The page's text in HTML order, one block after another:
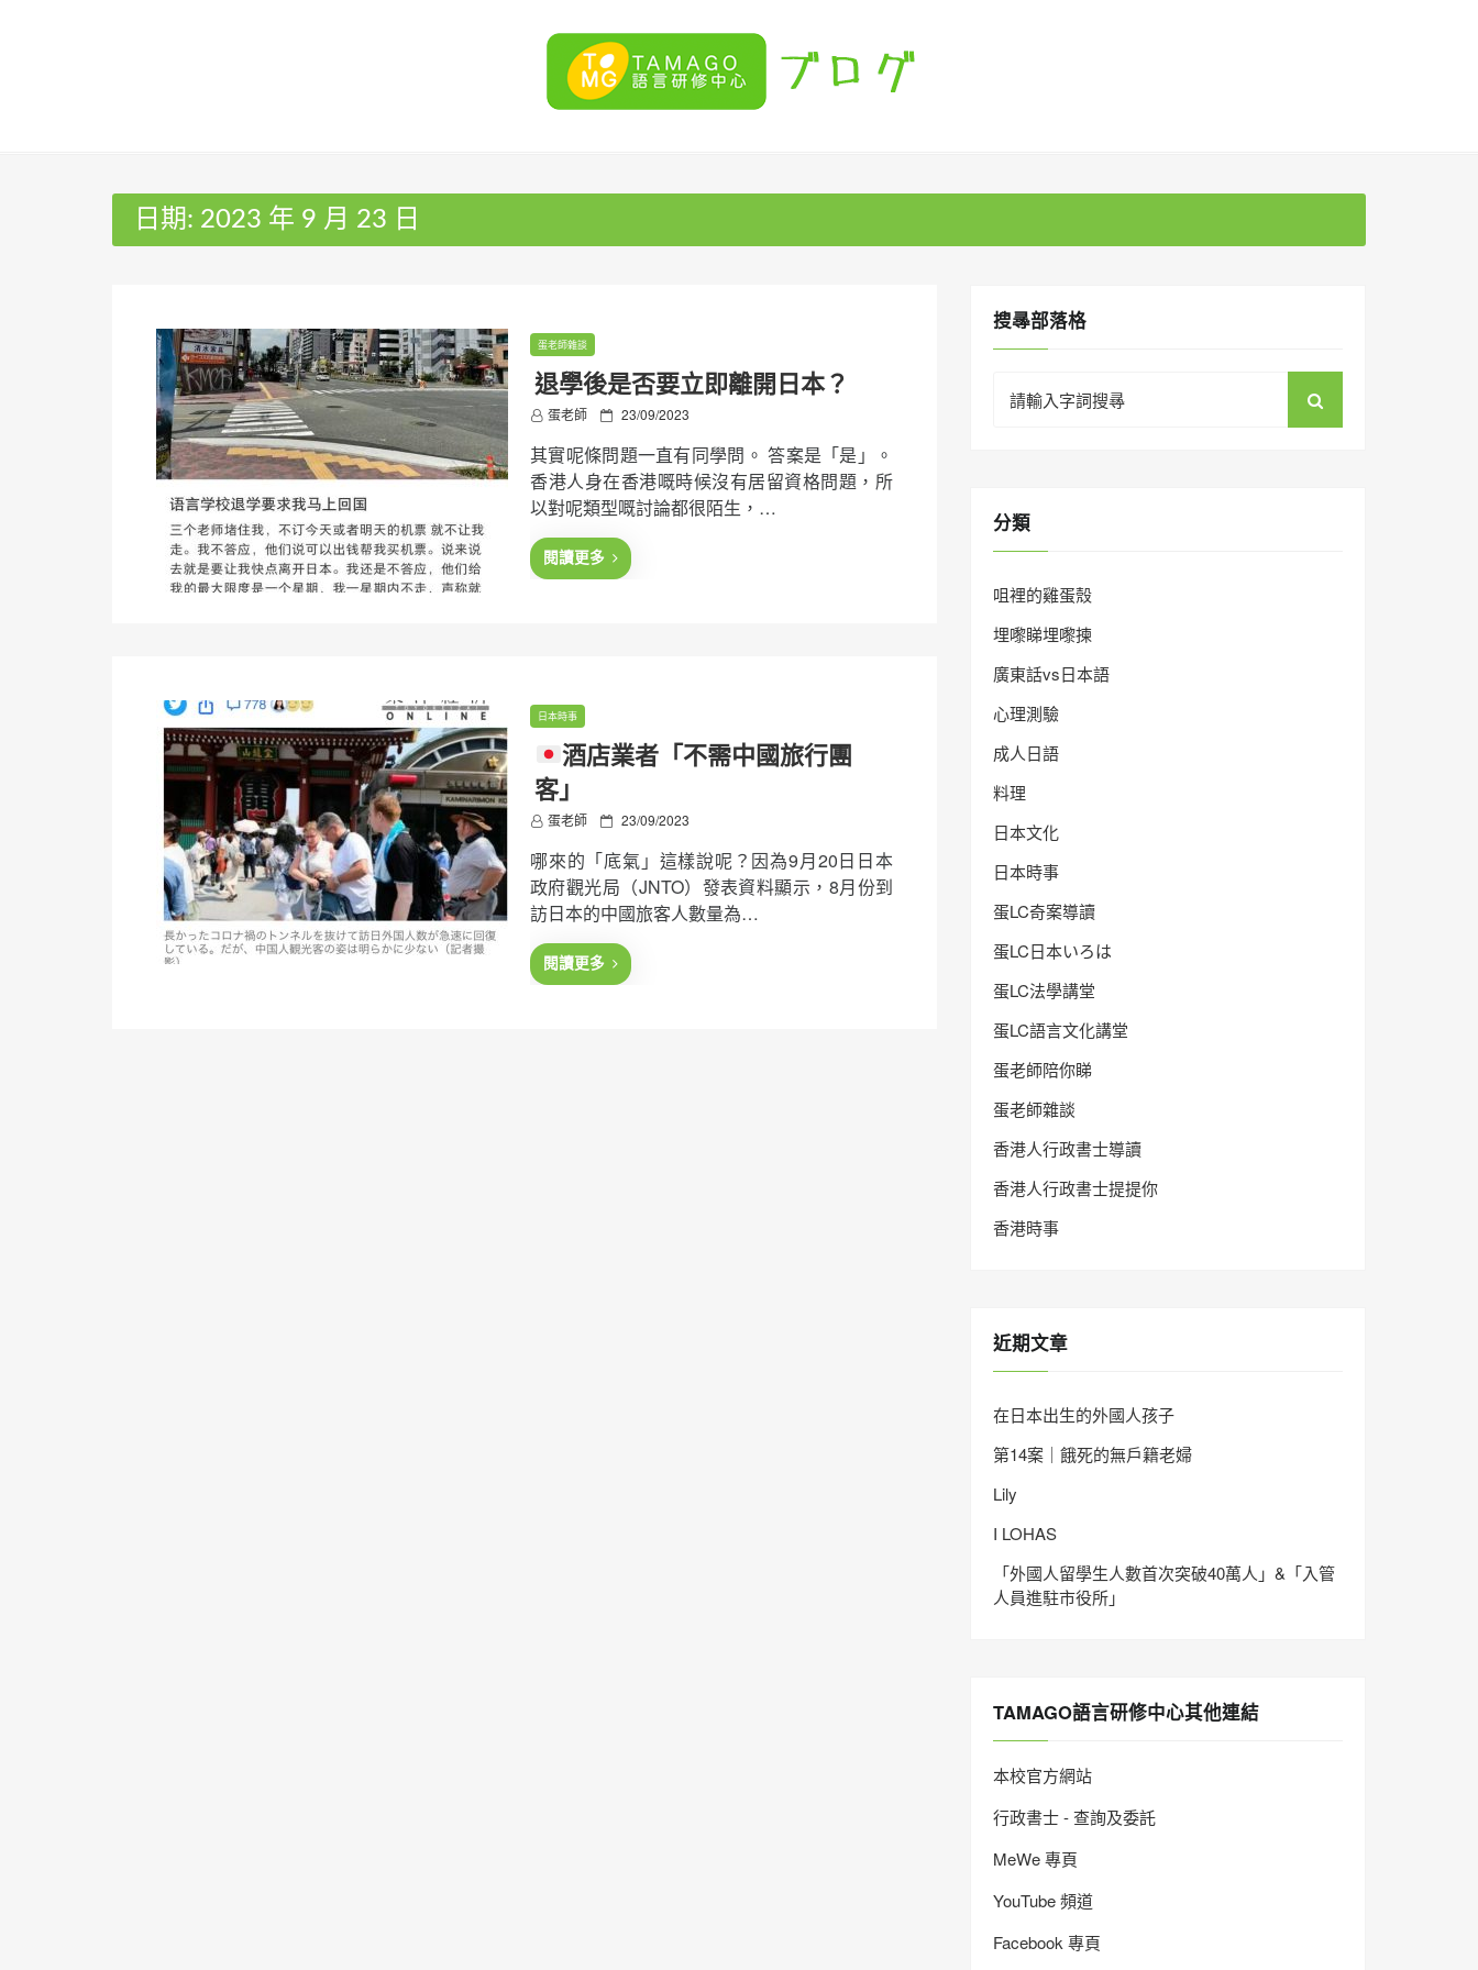
日期: 2023 年 9 月 23 日
蛋老師雜談
退學後是否要立即離開日本？
蛋老師
P
s
t
e
d
n
23/09/2023
其實呢條問題一直有同學問。 答案是「是」。
香港人身在香港嘅時候沒有居留資格問題，所
以對呢類型嘅討論都很陌生，…
閱讀更多
日本時事
酒店業者「不需中國旅行團
客」
蛋老師
P
s
t
e
d
n
23/09/2023
哪來的「底氣」這樣說呢？因為9月20日日本
政府觀光局（JNTO）發表資料顯示，8月份到
訪日本的中國旅客人數量為…
閱讀更多
搜㝷部落格
for:
分類
咀裡的雞蛋殼
埋嚟睇埋嚟揀
廣東話vs日本語
心理測驗
成人日語
料理
日本文化
日本時事
蛋LC奇案導讀
蛋LC日本いろは
蛋LC法學講堂
蛋LC語言文化講堂
蛋老師陪你睇
蛋老師雜談
香港人行政書士導讀
香港人行政書士提提你
香港時事
近期文章
在日本出生的外國人孩子
第14案｜餓死的無戶籍老婦
Lily
I LOHAS
「外國人留學生人數首次突破40萬人」&「入管
人員進駐市役所」
TAMAGO語言研修中心其他連結
本校官方網站
行政書士 - 查詢及委託
MeWe 專頁
YouTube 頻道
Facebook 專頁